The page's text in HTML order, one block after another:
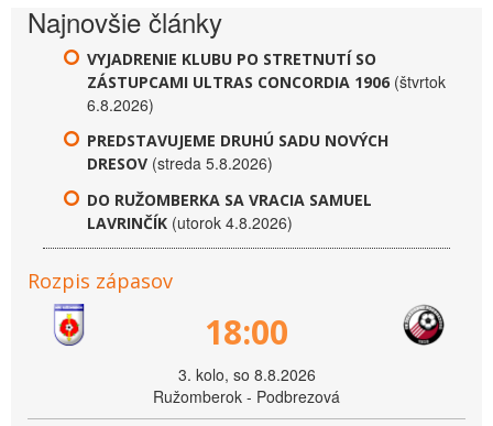
Najnovšie články
VYJADRENIE KLUBU PO STRETNUTÍ SO
ZÁSTUPCAMI ULTRAS CONCORDIA 1906 (štvrtok
6.8.2026)
PREDSTAVUJEME DRUHÚ SADU NOVÝCH
DRESOV (streda 5.8.2026)
DO RUŽOMBERKA SA VRACIA SAMUEL
LAVRINČÍK (utorok 4.8.2026)
Rozpis zápasov
18:00
3. kolo, so 8.8.2026
Ružomberok - Podbrezová